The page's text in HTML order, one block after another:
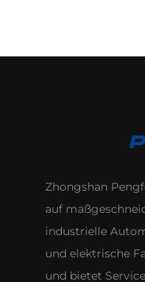
Zhongshan
auf
industrielle
und elektrische
und bietet